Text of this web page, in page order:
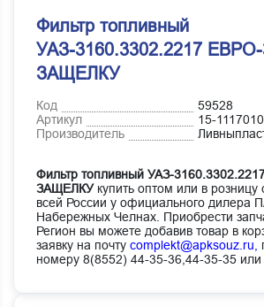
Фильтр топливный
УАЗ-3160.3302.2217
ЗАЩЕЛКУ
Код
59528
Артикул
15-
Производитель
Фильтр топливный УАЗ-
ЗАЩЕЛКУкупить оптом или в розницу
всей России у официального дилера
Набережных Челнах. Приобрести
Регион вы можете добавив товар в
заявку на почту complekt@apksouz.ru,
номеру 8(8552) 44-35-36,44-35-35 или